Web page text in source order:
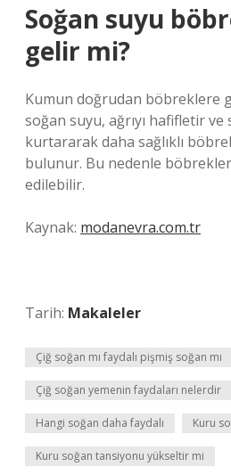
Soğan suyu
gelir mi?
Kumun doğrudan böbreklere
soğan suyu, ağrıyı hafifletir
kurtararak daha sağlıklı
bulunur. Bu nedenle
edilebilir.
Kaynak: modanevra.com.tr
Tarih: Makaleler
Çiğ soğan mı faydalı pişmiş soğan mı
Çiğ soğan yemenin faydaları nelerdir
Hangi soğan daha faydalı Kuru
Kuru soğan tansiyonu yükseltir mi